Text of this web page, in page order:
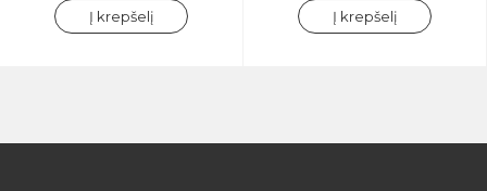
Į krepšelį Į krepšelį